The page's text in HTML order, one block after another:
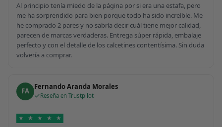
Al principio tenía miedo de la página por si era una estafa, pero
me ha sorprendido para bien porque todo ha sido increíble. Me
he comprado 2 pares y no sabría decir cuál tiene mejor calidad,
parecen de marcas verdaderas. Entrega súper rápida, embalaje
perfecto y con el detalle de los calcetines contentísima. Sin duda
volvería a comprar.
FA Fernando Aranda Morales
Reseña en Trustpilot
★ ★ ★ ★ ★